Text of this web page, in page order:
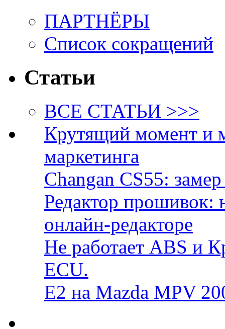
ПАРТНЁРЫ
Список сокращений
Статьи
ВСЕ СТАТЬИ >>>
Крутящий момент и
маркетинга
Changan CS55:
Редактор прошивок:
онлайн-редакторе
Не работает ABS и
ECU.
E2 на Mazda MPV